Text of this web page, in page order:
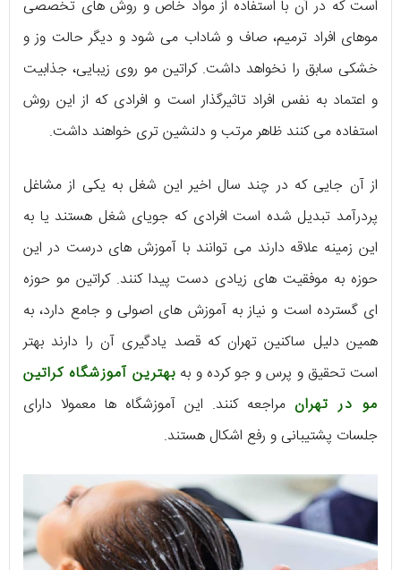
است که در آن با استفاده از مواد خاص و روش های تخصصی
موهای افراد ترمیم، صاف و شاداب می شود و دیگر حالت وز و
خشکی سابق را نخواهد داشت. کراتین مو روی زیبایی، جذابیت
و اعتماد به نفس افراد تاثیرگذار است و افرادی که از این روش
استفاده می کنند ظاهر مرتب و دلنشین تری خواهند داشت.
از آن جایی که در چند سال اخیر این شغل به یکی از مشاغل
پردرآمد تبدیل شده است افرادی که جویای شغل هستند یا به
این زمینه علاقه دارند می توانند با آموزش های درست در این
حوزه به موفقیت های زیادی دست پیدا کنند. کراتین مو حوزه
ای گسترده است و نیاز به آموزش های اصولی و جامع دارد، به
همین دلیل ساکنین تهران که قصد یادگیری آن را دارند بهتر
است تحقیق و پرس و جو کرده و به بهترین آموزشگاه کراتین
مو در تهران مراجعه کنند. این آموزشگاه ها معمولا دارای
جلسات پشتیبانی و رفع اشکال هستند.